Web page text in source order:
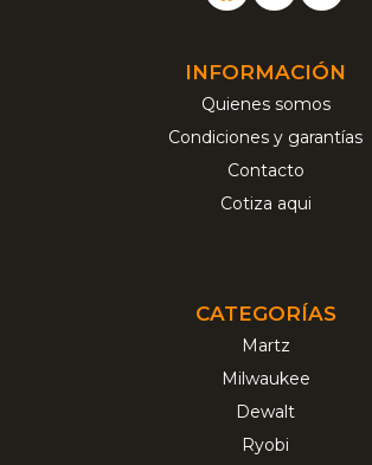
INFORMACIÓN
Quienes somos
Condiciones y garantías
Contacto
Cotiza aqui
CATEGORÍAS
Martz
Milwaukee
Dewalt
Ryobi